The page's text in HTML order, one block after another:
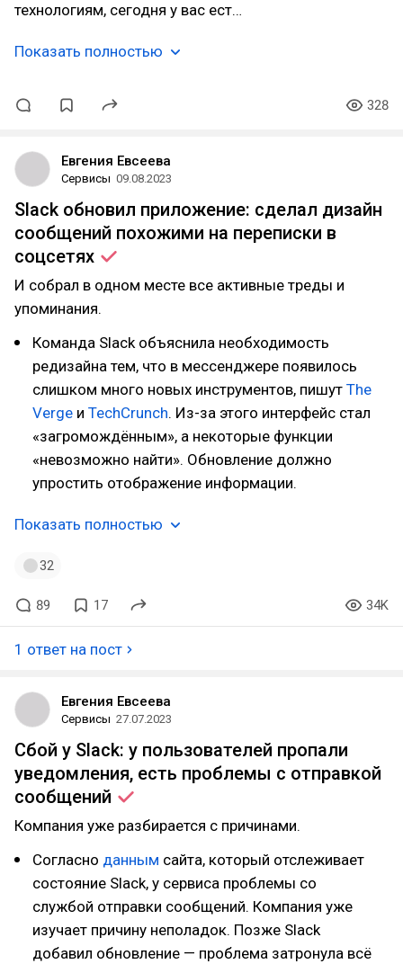
технологиям, сегодня у вас ест…
Показать полностью
328
Евгения Евсеева
Сервисы 09.08.2023
Slack обновил приложение: сделал дизайн
сообщений похожими на переписки в
соцсетях
И собрал в одном месте все активные треды и
упоминания.
Команда Slack объяснила необходимость
редизайна тем, что в мессенджере появилось
слишком много новых инструментов, пишут The
Verge и TechCrunch. Из-за этого интерфейс стал
«загромождённым», а некоторые функции
«невозможно найти». Обновление должно
упростить отображение информации.
Показать полностью
32
89 17 34K
1 ответ на пост
Евгения Евсеева
Сервисы 27.07.2023
Cбой у Slack: у пользователей пропали
уведомления, есть проблемы с отправкой
сообщений
Компания уже разбирается с причинами.
Согласно данным сайта, который отслеживает
состояние Slack, у сервиса проблемы со
службой отправки сообщений. Компания уже
изучает причину неполадок. Позже Slack
добавил обновление — проблема затронула всё